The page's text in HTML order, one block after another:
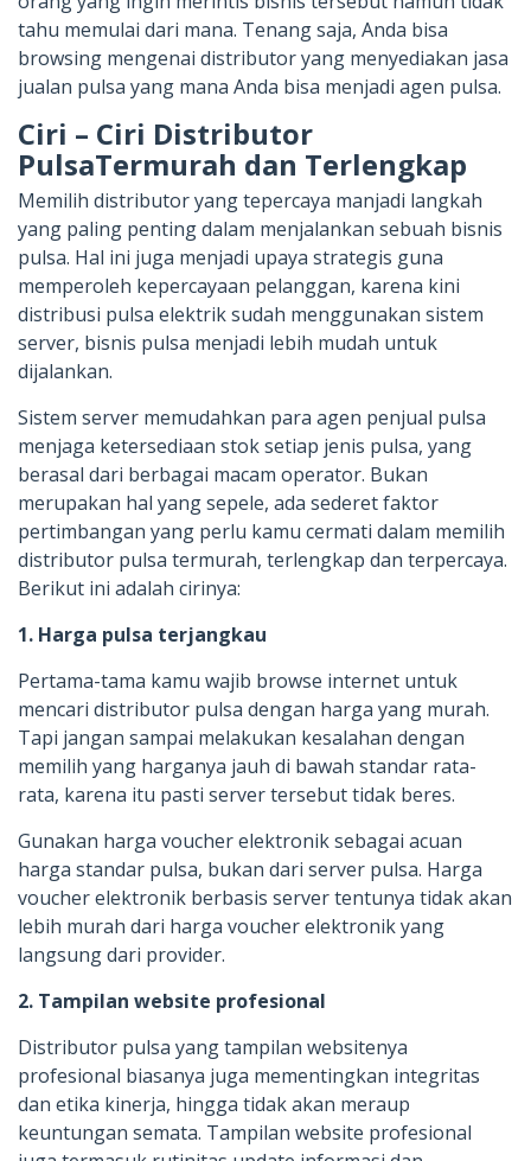
tahu memulai dari mana. Tenang saja, Anda bisa
browsing mengenai distributor yang menyediakan jasa
jualan pulsa yang mana Anda bisa menjadi agen pulsa.
Ciri – Ciri Distributor
PulsaTermurah dan Terlengkap
Memilih distributor yang tepercaya manjadi langkah
yang paling penting dalam menjalankan sebuah bisnis
pulsa. Hal ini juga menjadi upaya strategis guna
memperoleh kepercayaan pelanggan, karena kini
distribusi pulsa elektrik sudah menggunakan sistem
server, bisnis pulsa menjadi lebih mudah untuk
dijalankan.
Sistem server memudahkan para agen penjual pulsa
menjaga ketersediaan stok setiap jenis pulsa, yang
berasal dari berbagai macam operator. Bukan
merupakan hal yang sepele, ada sederet faktor
pertimbangan yang perlu kamu cermati dalam memilih
distributor pulsa termurah, terlengkap dan terpercaya.
Berikut ini adalah cirinya:
1. Harga pulsa terjangkau
Pertama-tama kamu wajib browse internet untuk
mencari distributor pulsa dengan harga yang murah.
Tapi jangan sampai melakukan kesalahan dengan
memilih yang harganya jauh di bawah standar rata-
rata, karena itu pasti server tersebut tidak beres.
Gunakan harga voucher elektronik sebagai acuan
harga standar pulsa, bukan dari server pulsa. Harga
voucher elektronik berbasis server tentunya tidak akan
lebih murah dari harga voucher elektronik yang
langsung dari provider.
2. Tampilan website profesional
Distributor pulsa yang tampilan websitenya
profesional biasanya juga mementingkan integritas
dan etika kinerja, hingga tidak akan meraup
keuntungan semata. Tampilan website profesional